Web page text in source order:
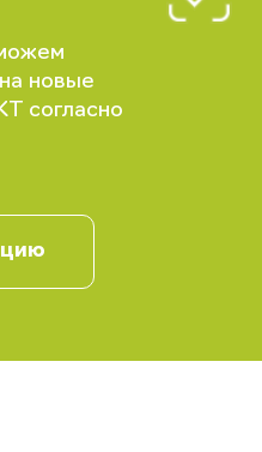
новые
согласно